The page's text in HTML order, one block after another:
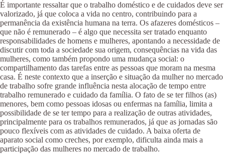
É importante ressaltar que o trabalho doméstico e de cuidados deve ser
valorizado, já que coloca a vida no centro, contribuindo para a
permanência da existência humana na terra. Os afazeres domésticos –
que não é remunerado – é algo que necessita ser tratado enquanto
responsabilidades de homens e mulheres, apontando a necessidade de
discutir com toda a sociedade sua origem, consequências na vida das
mulheres, como também propondo uma mudança social: o
compartilhamento das tarefas entre as pessoas que moram na mesma
casa. É neste contexto que a inserção e situação da mulher no mercado
de trabalho sofre grande influência nesta alocação de tempo entre
trabalho remunerado e cuidado da família. O fato de se ter filhos (as)
menores, bem como pessoas idosas ou enfermas na família, limita a
possibilidade de se ter tempo para a realização de outras atividades,
principalmente para os trabalhos remunerados, já que as jornadas são
pouco flexíveis com as atividades de cuidado. A baixa oferta de
aparato social como creches, por exemplo, dificulta ainda mais a
participação das mulheres no mercado de trabalho.